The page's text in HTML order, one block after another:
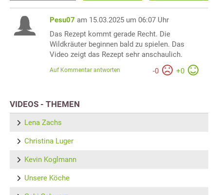
Pesu07 am 15.03.2025 um 06:07 Uhr
Das Rezept kommt gerade Recht. Die
Wildkräuter beginnen bald zu spielen. Das
Video zeigt das Rezept sehr anschaulich.
-0 +0
Auf Kommentar antworten
VIDEOS - THEMEN
Lena Zachs
Christina Luger
Kevin Koglmann
Unsere Köche